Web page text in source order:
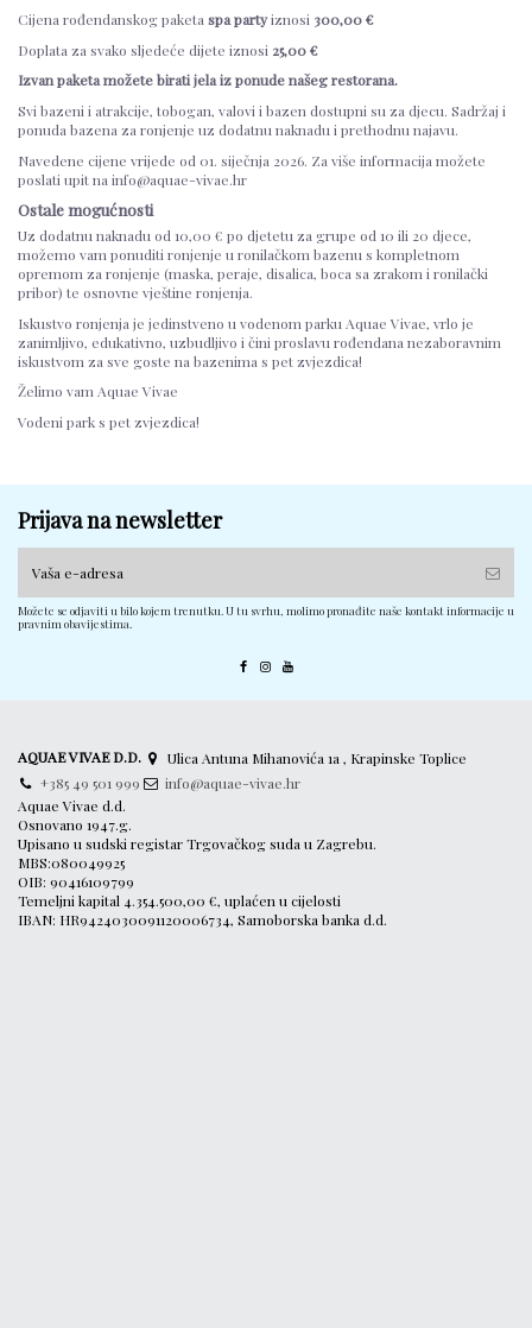
Cijena rođendanskog paketa spa partyiznosi 300,00 €
Doplata za svako sljedeće dijete iznosi 25,00 €
Izvan paketa možete birati jela iz ponude našeg restorana.
Svi bazeni i atrakcije, tobogan, valovi i bazen dostupni su za djecu. Sadržaj i
ponuda bazena za ronjenje uz dodatnu naknadu i prethodnu najavu.
Navedene cijene vrijede od 01. siječnja 2026. Za više informacija možete
poslati upit na info@aquae-vivae.hr
Ostale mogućnosti
Uz dodatnu naknadu od 10,00 € po djetetu za grupe od 10 ili 20 djece,
možemo vam ponuditi ronjenje u ronilačkom bazenu s kompletnom
opremom za ronjenje (maska, peraje, disalica, boca sa zrakom i ronilački
pribor) te osnovne vještine ronjenja.
Iskustvo ronjenja je jedinstveno u vodenom parku Aquae Vivae, vrlo je
zanimljivo, edukativno, uzbudljivo i čini proslavu rođendana nezaboravnim
iskustvom za sve goste na bazenima s pet zvjezdica!
Želimo vam Aquae Vivae
Vodeni park s pet zvjezdica!
Prijava na newsletter
Možete se odjaviti u bilo kojem trenutku. U tu svrhu, molimo pronađite naše kontakt informacije u
pravnim obavijestima.
AQUAE VIVAE D.D.
Ulica Antuna Mihanovića 1a , Krapinske Toplice
+385 49 501 999
info@aquae-vivae.hr
Aquae Vivae d.d.
Osnovano 1947.g.
Upisano u sudski registar Trgovačkog suda u Zagrebu.
MBS:080049925
OIB: 90416109799
Temeljni kapital 4.354.500,00 €, uplaćen u cijelosti
IBAN: HR9424030091120006734, Samoborska banka d.d.